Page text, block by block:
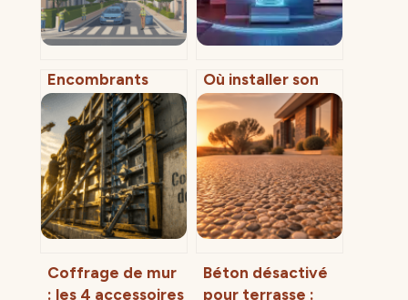
Encombrants
biarritz : solutions
pratiques pour se
débarrasser de
vos déchets
volumineux
Où installer son
boîtier fibre
optique : critères
techniques et
astuces pour un
débit optimal
Coffrage de mur
: les 4 accessoires
Béton désactivé
pour terrasse :